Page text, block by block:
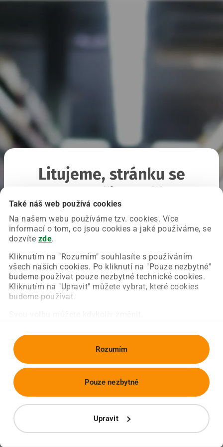
Také náš web používá cookies
Na našem webu používáme tzv. cookies. Více
informací o tom, co jsou cookies a jaké používáme, se
dozvíte zde.
Kliknutím na "Rozumím" souhlasíte s používáním
všech našich cookies. Po kliknutí na "Pouze nezbytné"
budeme používat pouze nezbytné technické cookies.
Kliknutím na "Upravit" můžete vybrat, které cookies
budeme používat.
Rozumím
Upravit
Pouze nezbytné
Litujeme, stránku se
Chyba nastala na naší straně a už ji opravujeme.
Zkuste prosím znovu načíst požadovanou stránku.
Obnovit stránku Úvodní strana